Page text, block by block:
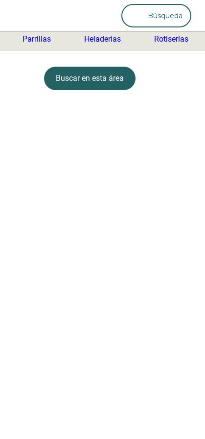
Búsqueda
Parrillas Heladerías Rotiserías
Buscar en esta área